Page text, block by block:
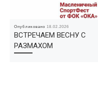
Опубликовано 18.02.2026
ВСТРЕЧАЕМ ВЕСНУ С
РАЗМАХОМ